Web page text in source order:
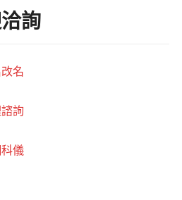
詢
名
詢
儀